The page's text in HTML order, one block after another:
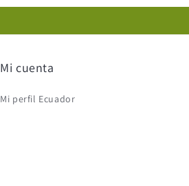
Mi cuenta
Mi perfil Ecuador